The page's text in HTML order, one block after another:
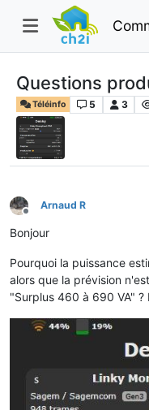
Questions
Téléinfo 5 3
Offline
Arnaud R
Bonjour
Pourquoi la puissance
alors que la prévision
"Surplus 460 à 690 VA" ?